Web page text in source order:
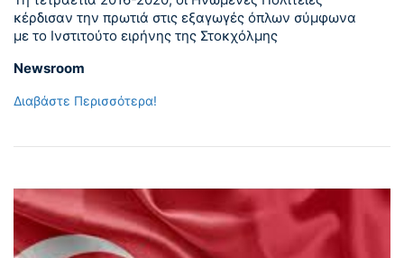
κέρδισαν την πρωτιά στις εξαγωγές όπλων σύμφωνα
με το Ινστιτούτο ειρήνης της Στοκχόλμης
Newsroom
Διαβάστε Περισσότερα!